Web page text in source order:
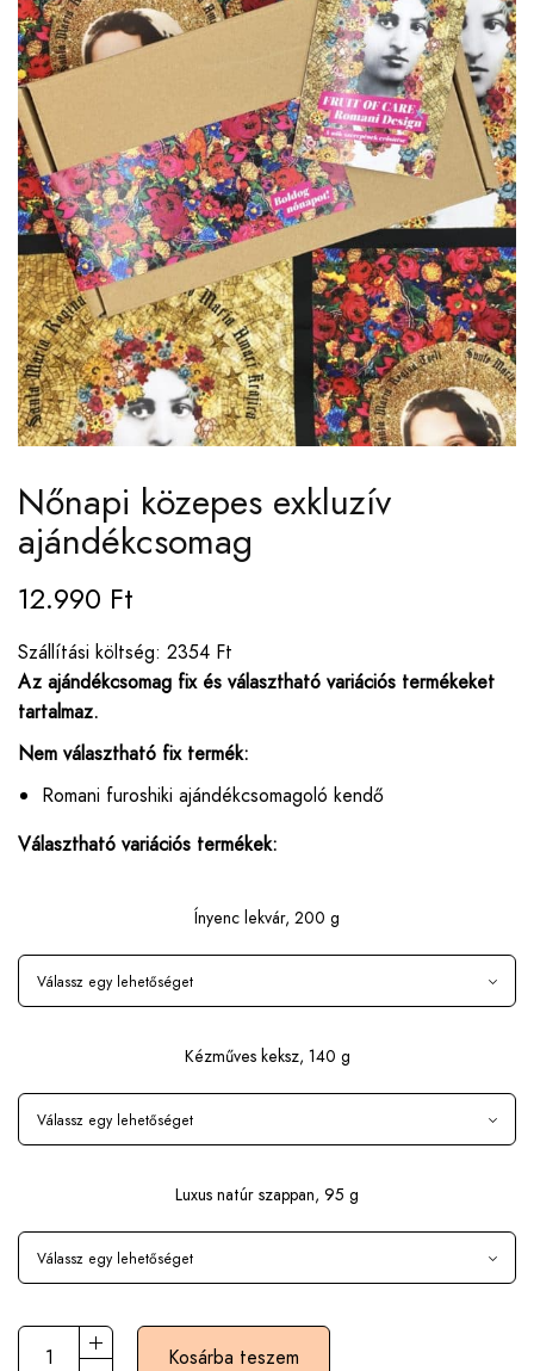
Nőnapi közepes exkluzív
ajándékcsomag
12.990 Ft
Szállítási költség: 2354 Ft
Az ajándékcsomag fix és választható variációs termékeket
tartalmaz.
Nem választható fix termék:
Romani furoshiki ajándékcsomagoló kendő
Választható variációs termékek:
Ínyenc lekvár, 200 g
Kézműves keksz, 140 g
Luxus natúr szappan, 95 g
Kosárba teszem